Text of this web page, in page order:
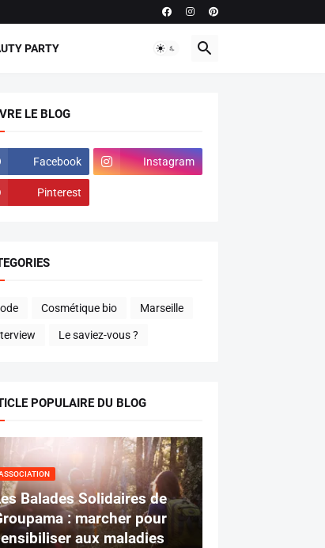
PARTY
LE BLOG
Facebook Instagram
Pinterest
Cosmétique bio Marseille
Le saviez-vous ?
POPULAIRE DU BLOG
Balades Solidaires de
: marcher pour
aux maladies